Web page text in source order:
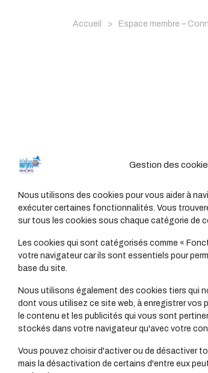
Gestion des
Nous utilisons des cookies pour vous aider à
exécuter certaines fonctionnalités. Vous
sur tous les cookies sous chaque catégorie de
Les cookies qui sont catégorisés comme «
votre navigateur car ils sont essentiels pour
base du site.
Nous utilisons également des cookies tiers qui
dont vous utilisez ce site web, à enregistrer vos
le contenu et les publicités qui vous sont
stockés dans votre navigateur qu'avec votre
Vous pouvez choisir d'activer ou de désactiver
mais la désactivation de certains d'entre eux
Accueil > Espace membre –